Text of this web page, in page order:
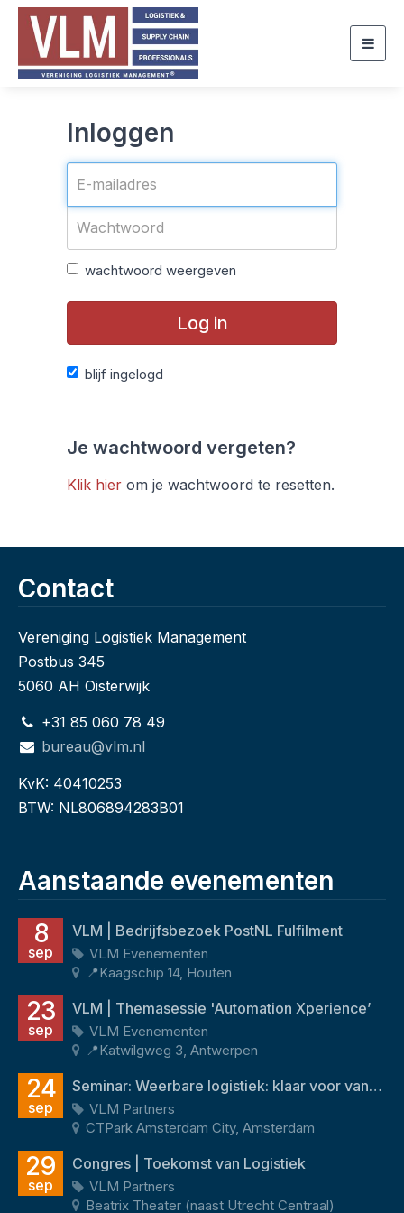
Inloggen
wachtwoord weergeven
Log in
blijf ingelogd
Je wachtwoord vergeten?
Klik hier om je wachtwoord te resetten.
Contact
Vereniging Logistiek Management
Postbus 345
5060 AH Oisterwijk
+31 85 060 78 49
bureau@vlm.nl
KvK: 40410253
BTW: NL806894283B01
Aanstaande evenementen
8
sep
VLM | Bedrijfsbezoek PostNL Fulfilment
VLM Evenementen
📍Kaagschip 14, Houten
23
sep
VLM | Themasessie 'Automation Xperience’
VLM Evenementen
📍Katwilgweg 3, Antwerpen
24
sep
Seminar: Weerbare logistiek: klaar voor vandaag én morgen
VLM Partners
CTPark Amsterdam City, Amsterdam
29
sep
Congres | Toekomst van Logistiek
VLM Partners
Beatrix Theater (naast Utrecht Centraal)